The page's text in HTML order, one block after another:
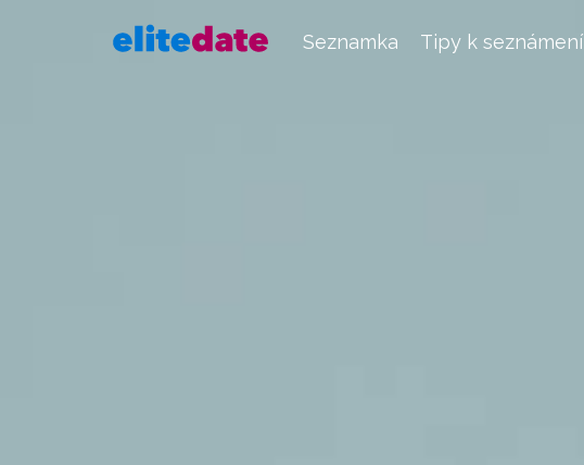
Seznamka Tipy k seznámení